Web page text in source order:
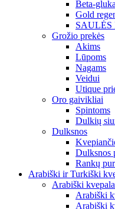
Beta-
Gold
Grožio prekės
Akims
Lūpoms
Nagams
Veidui
Utique
Oro gaivikliai
Spintoms
Dulkių
Dulksnos
Dulksnos
Rankų
Arabiški ir Turkiški
Arabiški
Arabiški
Arabiški